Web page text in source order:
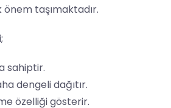
taşımaktadır.
sahiptir.
dengeli dağıtır.
özelliği gösterir.